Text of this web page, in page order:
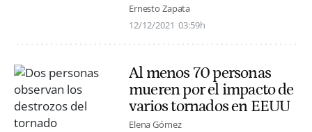
Ernesto Zapata
12/12/2021 03:59h
Al menos 70 personas
mueren por el impacto de
varios tornados en EEUU
Elena Gómez